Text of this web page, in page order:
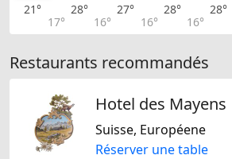
21°
17°
28°
16°
27°
16°
28°
16°
28°
Restaurants recommandés
Hotel des Mayens
Suisse, Européene
Réserver une table